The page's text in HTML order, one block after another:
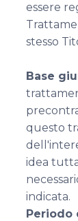
essere
stesso
Base
questo
idea
indicata.
Periodo